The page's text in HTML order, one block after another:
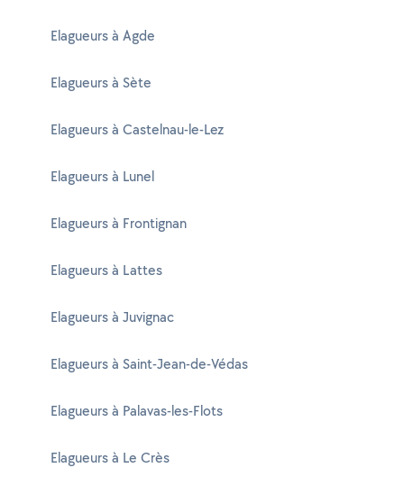
Elagueurs à Agde
Elagueurs à Sète
Elagueurs à Castelnau-le-Lez
Elagueurs à Lunel
Elagueurs à Frontignan
Elagueurs à Lattes
Elagueurs à Juvignac
Elagueurs à Saint-Jean-de-Védas
Elagueurs à Palavas-les-Flots
Elagueurs à Le Crès